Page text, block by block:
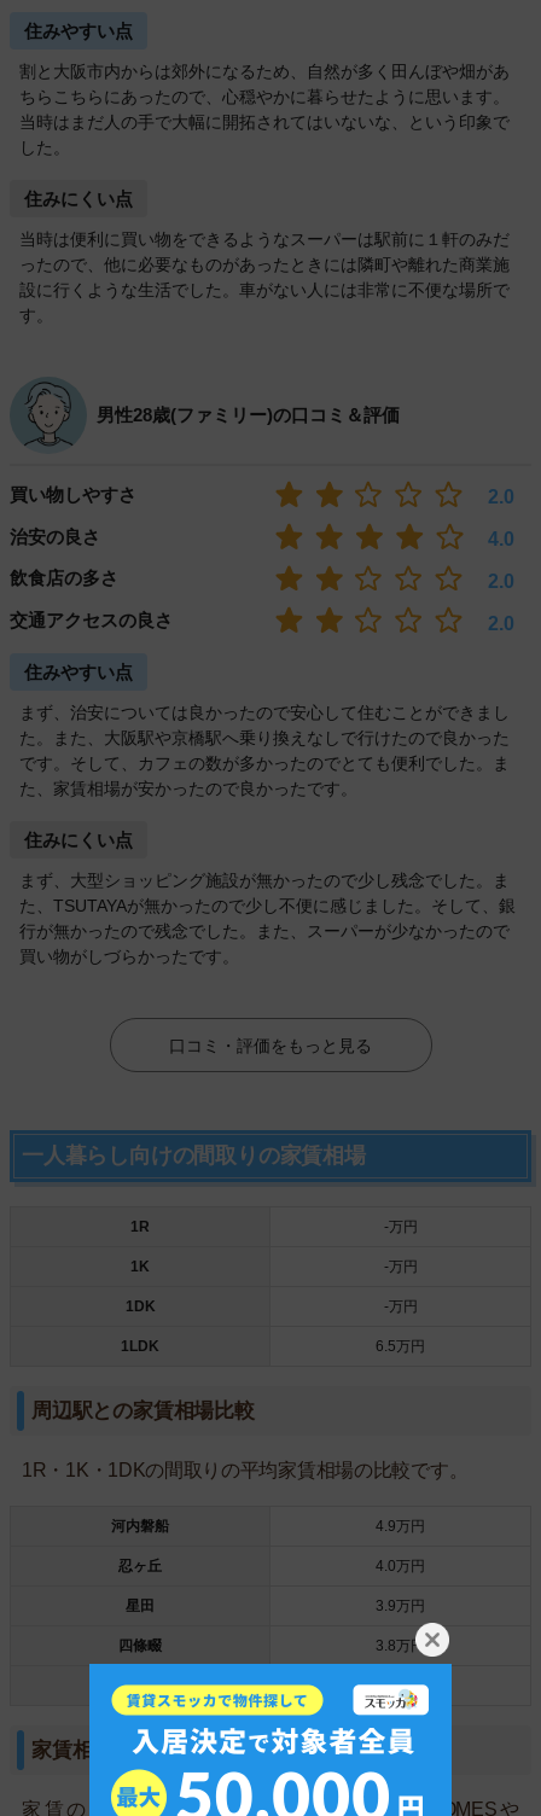
住みやすい点
割と大阪市内からは郊外になるため、自然が多く田んぼや畑があ
ちらこちらにあったので、心穏やかに暮らせたように思います。
当時はまだ人の手で大幅に開拓されてはいないな、という印象で
した。
住みにくい点
当時は便利に買い物をできるようなスーパーは駅前に１軒のみだ
ったので、他に必要なものがあったときには隣町や離れた商業施
設に行くような生活でした。車がない人には非常に不便な場所で
す。
男性28歳(ファミリー)の口コミ＆評価
買い物しやすさ
2.0
治安の良さ
4.0
飲食店の多さ
2.0
交通アクセスの良さ
2.0
住みやすい点
まず、治安については良かったので安心して住むことができまし
た。また、大阪駅や京橋駅へ乗り換えなしで行けたので良かった
です。そして、カフェの数が多かったのでとても便利でした。ま
た、家賃相場が安かったので良かったです。
住みにくい点
まず、大型ショッピング施設が無かったので少し残念でした。ま
た、TSUTAYAが無かったので少し不便に感じました。そして、銀
行が無かったので残念でした。また、スーパーが少なかったので
買い物がしづらかったです。
口コミ・評価をもっと見る
一人暮らし向けの間取りの家賃相場
1R -万円
1K -万円
1DK -万円
1LDK 6.5万円
周辺駅との家賃相場比較
1R・1K・1DKの間取りの平均家賃相場の比較です。
河内磐船 4.9万円
忍ヶ丘 4.0万円
星田 3.9万円
四條畷 3.8万円
☆東寝屋川☆ -
家賃相場より安いお部屋は見つかりにくい
家賃の安いお部屋を見つけるためには、HOMESや